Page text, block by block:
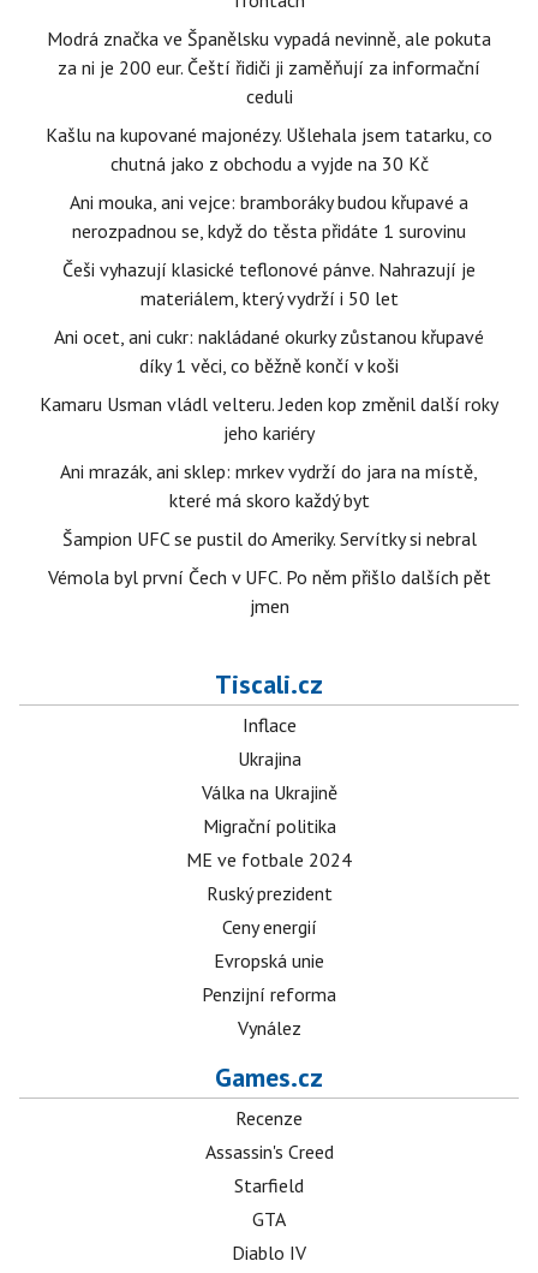
Modrá značka ve Španělsku vypadá nevinně, ale pokuta
za ni je 200 eur. Čeští řidiči ji zaměňují za informační
ceduli
Kašlu na kupované majonézy. Ušlehala jsem tatarku, co
chutná jako z obchodu a vyjde na 30 Kč
Ani mouka, ani vejce: bramboráky budou křupavé a
nerozpadnou se, když do těsta přidáte 1 surovinu
Češi vyhazují klasické teflonové pánve. Nahrazují je
materiálem, který vydrží i 50 let
Ani ocet, ani cukr: nakládané okurky zůstanou křupavé
díky 1 věci, co běžně končí v koši
Kamaru Usman vládl velteru. Jeden kop změnil další roky
jeho kariéry
Ani mrazák, ani sklep: mrkev vydrží do jara na místě,
které má skoro každý byt
Šampion UFC se pustil do Ameriky. Servítky si nebral
Vémola byl první Čech v UFC. Po něm přišlo dalších pět
jmen
Tiscali.cz
Inflace
Ukrajina
Válka na Ukrajině
Migrační politika
ME ve fotbale 2024
Ruský prezident
Ceny energií
Evropská unie
Penzijní reforma
Vynález
Games.cz
Recenze
Assassin's Creed
Starfield
GTA
Diablo IV